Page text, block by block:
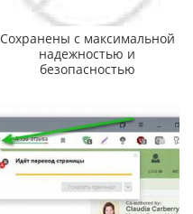
Сохранены с максимальной
надежностью и
безопасностью